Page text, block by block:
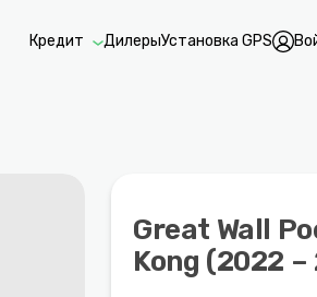
Кредит ДилерыУстановка GPS
Great Wall
Kong (2022 –